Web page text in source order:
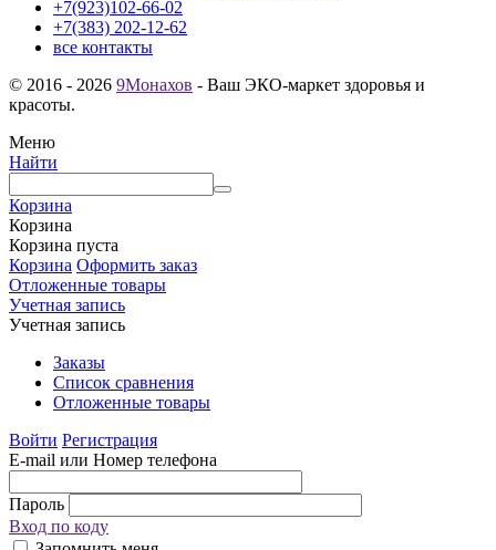
+7(923)102-66-02
+7(383) 202-12-62
все контакты
© 2016 - 2026 9Монахов - Ваш ЭКО-маркет здоровья и
красоты.
Меню
Найти
Корзина
Корзина
Корзина пуста
Корзина Оформить заказ
Отложенные товары
Учетная запись
Учетная запись
Заказы
Список сравнения
Отложенные товары
Войти Регистрация
E-mail или Номер телефона
Пароль
Вход по коду